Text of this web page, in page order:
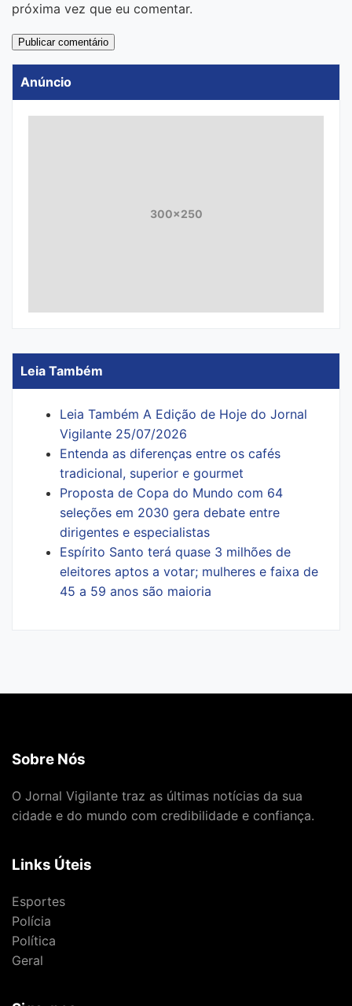
próxima vez que eu comentar.
Anúncio
300x250
Leia Também
Leia Também A Edição de Hoje do Jornal
Vigilante 25/07/2026
Entenda as diferenças entre os cafés
tradicional, superior e gourmet
Proposta de Copa do Mundo com 64
seleções em 2030 gera debate entre
dirigentes e especialistas
Espírito Santo terá quase 3 milhões de
eleitores aptos a votar; mulheres e faixa de
45 a 59 anos são maioria
Sobre Nós
O Jornal Vigilante traz as últimas notícias da sua
cidade e do mundo com credibilidade e confiança.
Links Úteis
Esportes
Polícia
Política
Geral